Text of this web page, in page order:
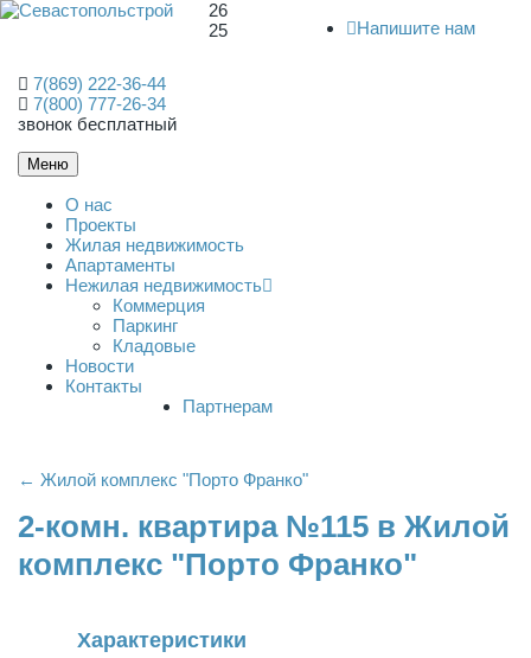
26
25
Напишите нам
7(869) 222-36-44
7(800) 777-26-34
звонок бесплатный
Меню
О нас
Проекты
Жилая недвижимость
Апартаменты
Нежилая недвижимость
Коммерция
Паркинг
Кладовые
Новости
Контакты
Партнерам
← Жилой комплекс "Порто Франко"
2-комн. квартира №115 в Жилой
комплекс "Порто Франко"
Характеристики